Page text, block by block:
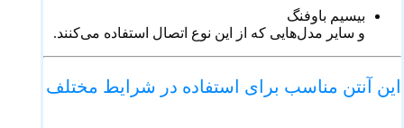
بیسیم باوفنگ
و سایر مدل‌هایی که از این نوع اتصال استفاده می‌کنند.
این آنتن مناسب برای استفاده در شرایط مختلف